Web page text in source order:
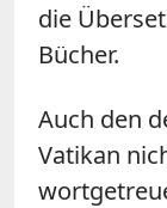
die
Bücher.
Auch den
Vatikan